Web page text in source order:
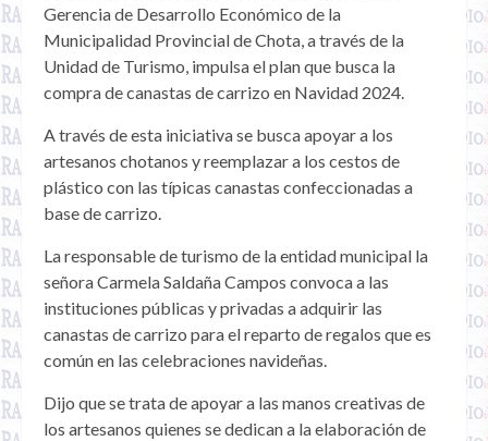
Gerencia de Desarrollo Económico de la
Municipalidad Provincial de Chota, a través de la
Unidad de Turismo, impulsa el plan que busca la
compra de canastas de carrizo en Navidad 2024.
A través de esta iniciativa se busca apoyar a los
artesanos chotanos y reemplazar a los cestos de
plástico con las típicas canastas confeccionadas a
base de carrizo.
La responsable de turismo de la entidad municipal la
señora Carmela Saldaña Campos convoca a las
instituciones públicas y privadas a adquirir las
canastas de carrizo para el reparto de regalos que es
común en las celebraciones navideñas.
Dijo que se trata de apoyar a las manos creativas de
los artesanos quienes se dedican a la elaboración de